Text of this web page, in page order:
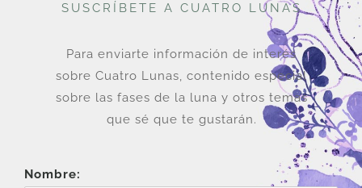
SUSCRÍBETE A CUATRO LUNAS
Para enviarte información de interés
sobre Cuatro Lunas, contenido especial
sobre las fases de la luna y otros temas
que sé que te gustarán.
Nombre: